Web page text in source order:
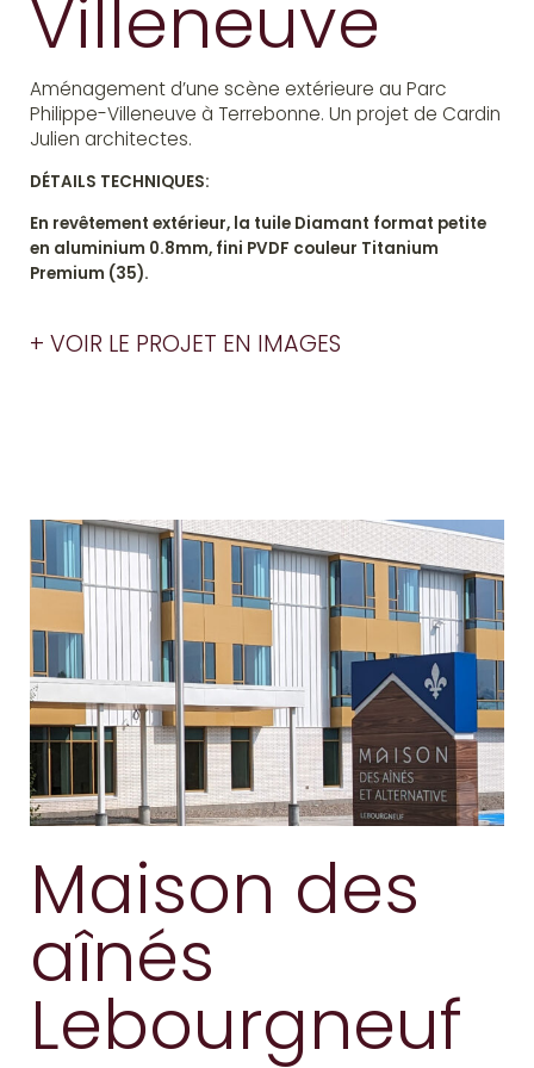
Villeneuve
Aménagement d’une scène extérieure au Parc
Philippe-Villeneuve à Terrebonne. Un projet de Cardin
Julien architectes.
DÉTAILS TECHNIQUES:
En revêtement extérieur, la tuile Diamant format petite
en aluminium 0.8mm, fini PVDF couleur Titanium
Premium (35).
+ VOIR LE PROJET EN IMAGES
Maison des
aînés
Lebourgneuf